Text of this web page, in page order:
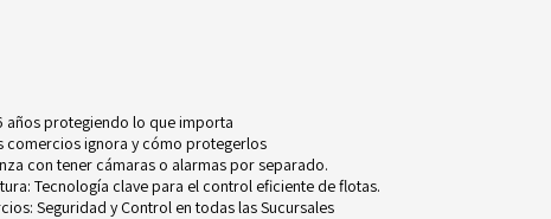
años protegiendo lo que importa
comercios ignora y cómo protegerlos
con tener cámaras o alarmas por separado.
Tecnología clave para el control eficiente de flotas.
Seguridad y Control en todas las Sucursales